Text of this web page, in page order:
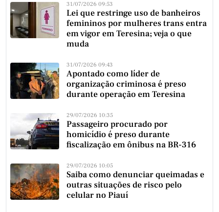
31/07/2026 09:53
Lei que restringe uso de banheiros
femininos por mulheres trans entra
em vigor em Teresina; veja o que
muda
31/07/2026 09:43
Apontado como líder de
organização criminosa é preso
durante operação em Teresina
29/07/2026 10:35
Passageiro procurado por
homicídio é preso durante
fiscalização em ônibus na BR-316
29/07/2026 10:05
Saiba como denunciar queimadas e
outras situações de risco pelo
celular no Piauí